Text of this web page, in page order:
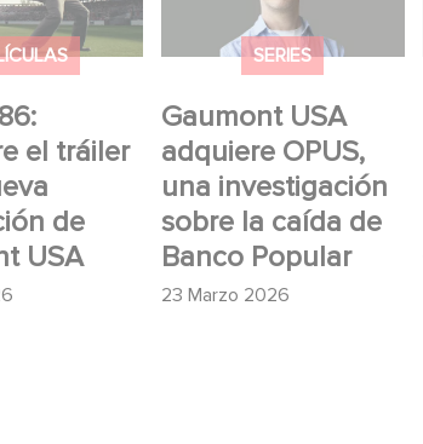
el tráiler
de
USA
de
SERIES
Gaumont USA
adquiere OPUS,
una investigación
sobre la caída de
Banco Popular
23 Marzo 2026
investigación sobre la
caída de Banco